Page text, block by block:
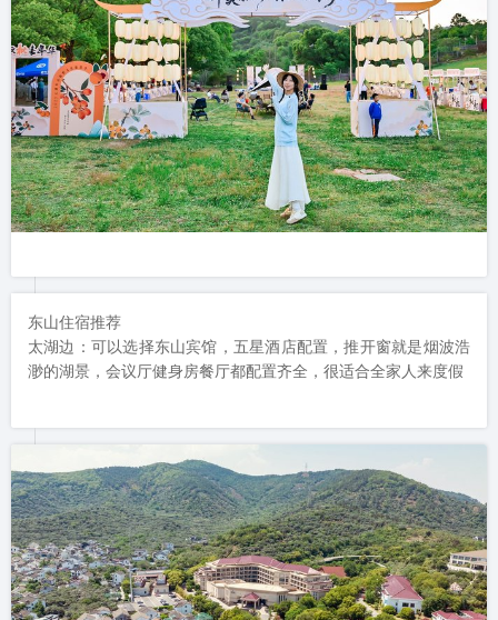
东山住宿推荐
太湖边：可以选择东山宾馆，五星酒店配置，推开窗就是烟波浩
渺的湖景，会议厅健身房餐厅都配置齐全，很适合全家人来度假